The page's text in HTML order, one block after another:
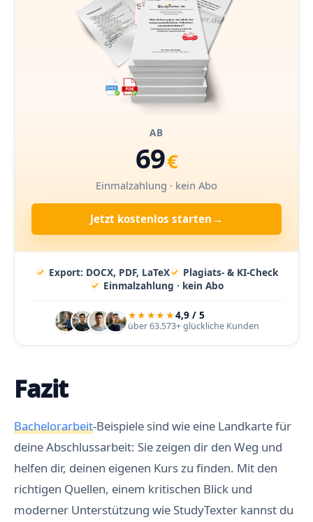
AB
69€
Einmalzahlung · kein Abo
Jetzt kostenlos starten →
Export: DOCX, PDF, LaTeX
Plagiats- & KI-Check
Einmalzahlung · kein Abo
★★★★★4,9 / 5
über 63.573+ glückliche Kunden
Fazit
Bachelorarbeit-Beispiele sind wie eine Landkarte für
deine Abschlussarbeit: Sie zeigen dir den Weg und
helfen dir, deinen eigenen Kurs zu finden. Mit den
richtigen Quellen, einem kritischen Blick und
moderner Unterstützung wie StudyTexter kannst du